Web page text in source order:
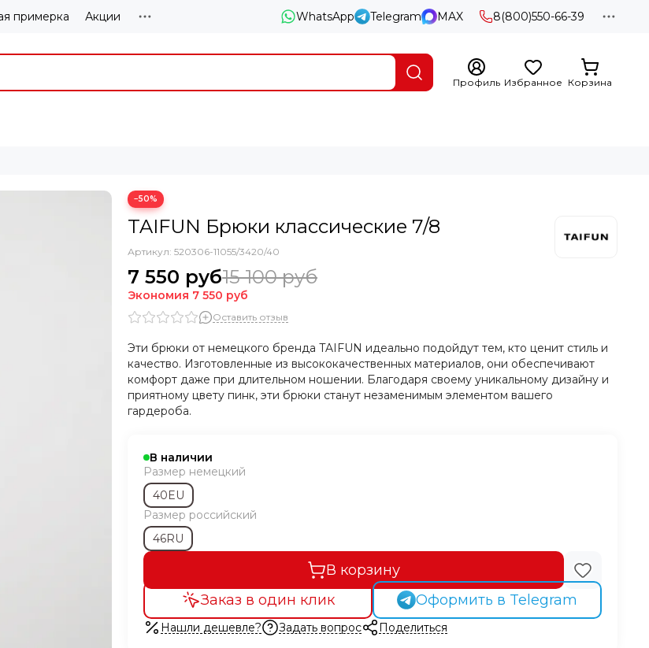
примерка Акции WhatsApp Telegram MAX 8(800)550-66-39
Профиль Избранное Корзина
−50%
TAIFUN Брюки классические 7/8
Артикул: 520306-11055/3420/40
7 550 руб15 100 руб
Экономия 7 550 руб
Оставить отзыв
Эти брюки от немецкого бренда TAIFUN идеально подойдут тем, кто ценит стиль и
качество. Изготовленные из высококачественных материалов, они обеспечивают
комфорт даже при длительном ношении. Благодаря своему уникальному дизайну и
приятному цвету пинк, эти брюки станут незаменимым элементом вашего
гардероба.
В наличии
Размер немецкий
40EU
Размер российский
46RU
В корзину
Заказ в один клик
Оформить в Telegram
Нашли дешевле? Задать вопрос Поделиться